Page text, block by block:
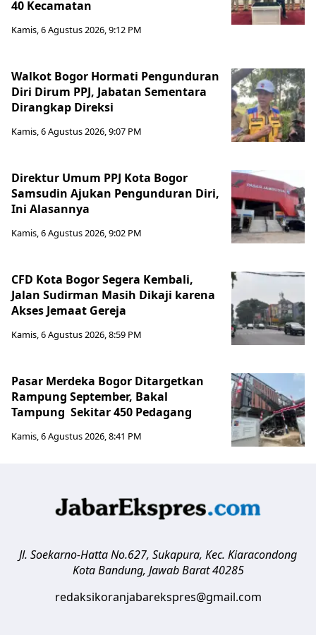
40 Kecamatan
Kamis, 6 Agustus 2026, 9:12 PM
Walkot Bogor Hormati Pengunduran
Diri Dirum PPJ, Jabatan Sementara
Dirangkap Direksi
Kamis, 6 Agustus 2026, 9:07 PM
Direktur Umum PPJ Kota Bogor
Samsudin Ajukan Pengunduran Diri,
Ini Alasannya
Kamis, 6 Agustus 2026, 9:02 PM
CFD Kota Bogor Segera Kembali,
Jalan Sudirman Masih Dikaji karena
Akses Jemaat Gereja
Kamis, 6 Agustus 2026, 8:59 PM
Pasar Merdeka Bogor Ditargetkan
Rampung September, Bakal
Tampung Sekitar 450 Pedagang
Kamis, 6 Agustus 2026, 8:41 PM
Jl. Soekarno-Hatta No.627, Sukapura, Kec. Kiaracondong
Kota Bandung, Jawab Barat 40285
redaksikoranjabarekspres@gmail.com